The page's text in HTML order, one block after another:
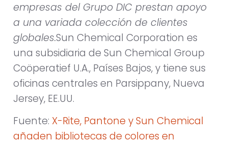
empresas del Grupo DIC prestan apoyo
a una variada colección de clientes
globales.Sun Chemical Corporation es
una subsidiaria de Sun Chemical Group
Coöperatief U.A., Países Bajos, y tiene sus
oficinas centrales en Parsippany, Nueva
Jersey, EE.UU.
Fuente: X-Rite, Pantone y Sun Chemical
añaden bibliotecas de colores en